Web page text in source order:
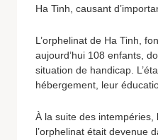
Ha Tinh, causant
L’orphelinat de Ha Tinh,
aujourd’hui 108 enfants,
situation de handicap.
hébergement, leur
À la suite des
l’orphelinat était devenue